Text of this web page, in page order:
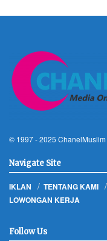
© 1997 - 2025 ChanelMuslim
Navigate Site
IKLAN TENTANG KAMI
LOWONGAN KERJA
Follow Us